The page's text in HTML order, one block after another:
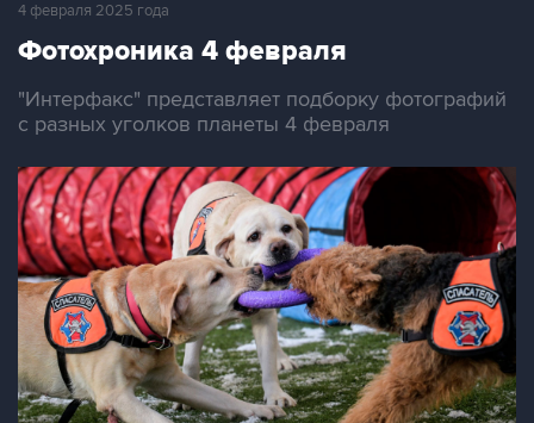
4 февраля 2025 года
Фотохроника 4 февраля
"Интерфакс" представляет подборку фотографий
с разных уголков планеты 4 февраля